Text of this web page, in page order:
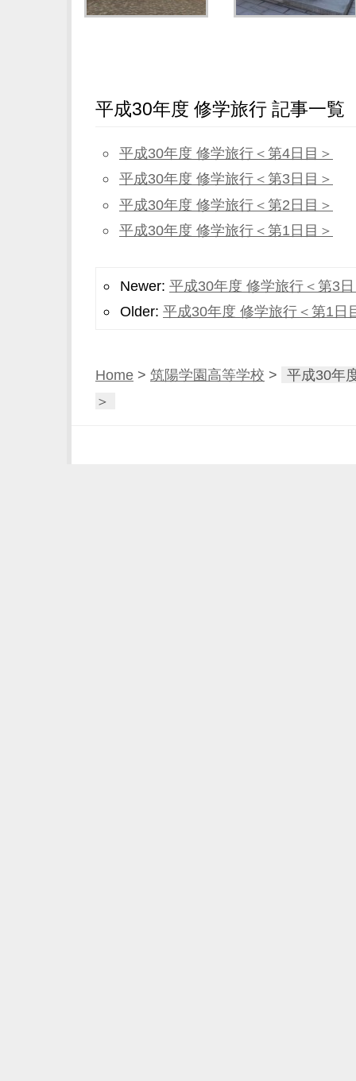
平成30年度 修学旅行 記事一覧
平成30年度 修学旅行＜第4日目＞
平成30年度 修学旅行＜第3日目＞
平成30年度 修学旅行＜第2日目＞
平成30年度 修学旅行＜第1日目＞
Newer: 平成30年度 修学旅行＜第3
Older: 平成30年度 修学旅行＜第1日
Home > 筑陽学園高等学校 >
平成30年
＞